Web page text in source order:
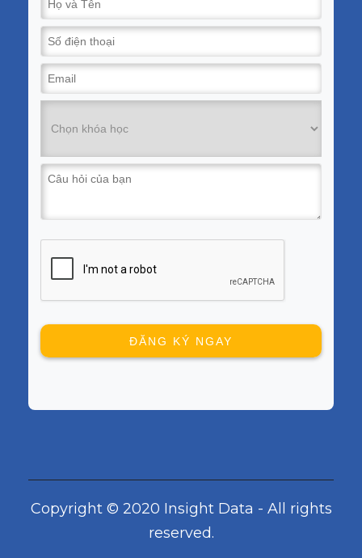
Copyright © 2020 Insight Data - All rights
reserved.